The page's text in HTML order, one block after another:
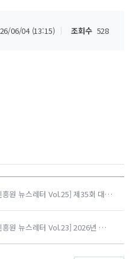
26/06/04 (13:15) 조회수 528
[대전디자인진흥원 뉴스레터 Vol.25] 제35회 대전디자인어워드 온라인 접수
[대전디자인진흥원 뉴스레터 Vol.23] 2026년 대전디자인진흥원 청년일경험지원사업 접수